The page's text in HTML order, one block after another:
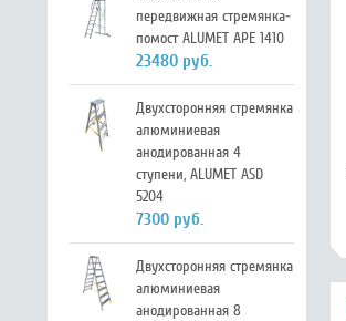
передвижная стремянка-
помост ALUMET APE 1410
23480 руб.
Двухсторонняя стремянка
алюминиевая
анодированная 4
ступени, ALUMET ASD
5204
7300 руб.
Двухсторонняя стремянка
алюминиевая
анодированная 8